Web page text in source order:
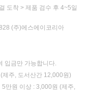
도착 > 제품 검수 후 4~5일
(주)에스에이코리아
입금만 가능합니다.
제주, 도서산간 12,000원)
만원 이상 : 3,000원 (제주,